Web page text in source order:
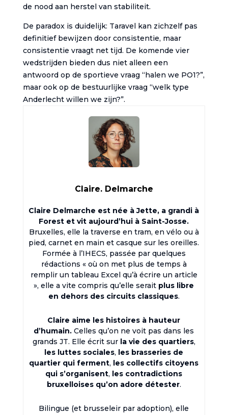
de nood aan herstel van stabiliteit.
De paradox is duidelijk: Taravel kan zichzelf pas
definitief bewijzen door consistentie, maar
consistentie vraagt net tijd. De komende vier
wedstrijden bieden dus niet alleen een
antwoord op de sportieve vraag “halen we PO1?”,
maar ook op de bestuurlijke vraag “welk type
Anderlecht willen we zijn?”.
Claire. Delmarche
Claire Delmarche est née à Jette, a grandi à
Forest et vit aujourd’hui à Saint-Josse.
Bruxelles, elle la traverse en tram, en vélo ou à
pied, carnet en main et casque sur les oreilles.
Formée à l’IHECS, passée par quelques
rédactions « où on met plus de temps à
remplir un tableau Excel qu’à écrire un article
», elle a vite compris qu’elle serait plus libre
en dehors des circuits classiques.
Claire aime les histoires à hauteur
d’humain. Celles qu’on ne voit pas dans les
grands JT. Elle écrit sur la vie des quartiers,
les luttes sociales, les brasseries de
quartier qui ferment, les collectifs citoyens
qui s’organisent, les contradictions
bruxelloises qu’on adore détester.
Bilingue (et brusseleir par adoption), elle